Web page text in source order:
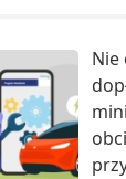
Nie